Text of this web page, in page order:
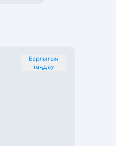
Барлығын
таңдау